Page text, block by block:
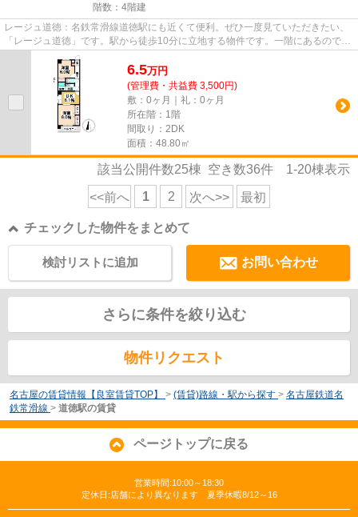
階数：4階建
レージュ道徳：名鉄常滑線道徳駅にも近くて便利。ぜひ一度見ていただきたい、
「レージュ道徳」です。駅から徒歩10分に立地する物件です。一階にあるので人
の目は気になってしまうかも...
6.5万円
(管理費・共益費 3,500円)
敷：0ヶ月｜礼：0ヶ月
所在階：1階
間取り：2DK
面積：48.80㎡
該当公開件数25棟 空き数36件 1-20棟表示
<<前へ 1 2 次へ>> 最初
チェックした物件をまとめて
お問い合わせ
検討リストに追加
さらに条件を絞り込む
物件リクエスト
名古屋の賃貸情報【良室賃貸TOP】 > (賃貸)路線・駅から探す > 名古屋鉄道名
鉄常滑線 > 道徳駅の賃貸
ページトップに戻る
営業時間:10:00～18:30
定休日:店舗により異なります 夏季休暇8/12～16